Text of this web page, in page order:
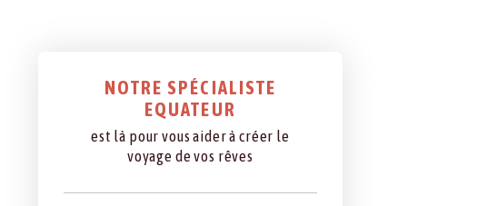
NOTRE SPÉCIALISTE
EQUATEUR
est là pour vous aider à créer le
voyage de vos rêves